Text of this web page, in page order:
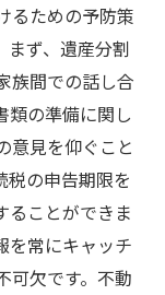
るための予防策
まず、遺産分割
族間での話し合
類の準備に関し
意見を仰ぐこと
税の申告期限を
ることができま
を常にキャッチ
可欠です。不動